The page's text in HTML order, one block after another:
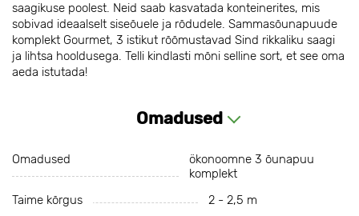
saagikuse poolest. Neid saab kasvatada konteinerites, mis
sobivad ideaalselt siseõuele ja rõdudele. Sammasõunapuude
komplekt Gourmet, 3 istikut rõõmustavad Sind rikkaliku saagi
ja lihtsa hooldusega. Telli kindlasti mõni selline sort, et see oma
aeda istutada!
Omadused
Omadused
ökonoomne 3 õunapuu
komplekt
Taime kõrgus
2 - 2,5 m